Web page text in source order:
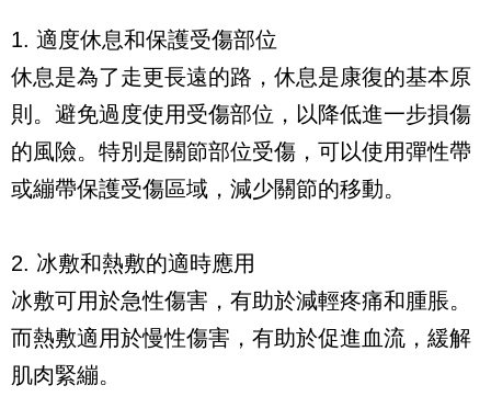
1. 適度休息和保護受傷部位
休息是為了走更長遠的路，休息是康復的基本原
則。避免過度使用受傷部位，以降低進一步損傷
的風險。特別是關節部位受傷，可以使用彈性帶
或繃帶保護受傷區域，減少關節的移動。
2. 冰敷和熱敷的適時應用
冰敷可用於急性傷害，有助於減輕疼痛和腫脹。
而熱敷適用於慢性傷害，有助於促進血流，緩解
肌肉緊繃。